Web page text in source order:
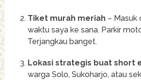
Tiket murah meriah – Masuk
waktu saya ke sana. Parkir
Terjangkau banget.
Lokasi strategis buat short
warga Solo, Sukoharjo, atau